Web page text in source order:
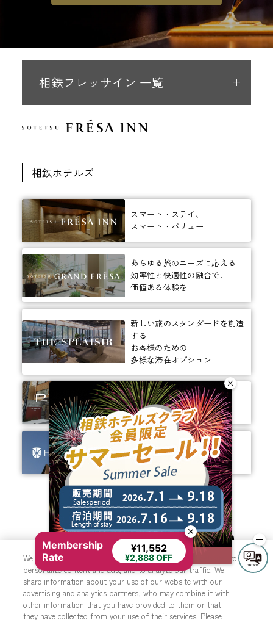
相鉄フレッサイン 一覧
相鉄ホテルズ
スマート・ステイ、
スマート・バリュー
あらゆる旅のニーズに応える
効率性と快適性の融合で、
価値ある体験を
新しい旅のスタンダードを創造
する
お客様のための
多様な滞在オプション
ありそうでなかった、
ちょっと新しいカタチ。
ビジネスからレジャーまで、
幅広く選ばれるホテルへ。
相鉄ホテルズ 公式SNS
© Sotetsu Hotel Management CO., LTD.
We use cookies to improve your experience on our website, to
personalize content and ads, and to analyze our traffic. We
share information about your use of our website with our
advertising and analytics partners, who may combine it with
other information that you have provided to them or that
they have collected from your use of their services. Please
Membership
Rate
¥11,552
¥2,888 OFF